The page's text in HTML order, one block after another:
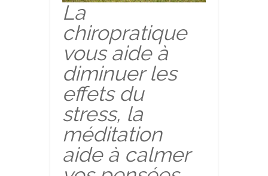
La
chiropratique
vous aide à
diminuer les
effets du
stress, la
méditation
aide à calmer